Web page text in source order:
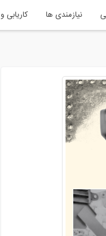
نیازمندی ها کاریابی